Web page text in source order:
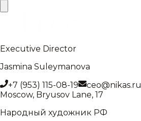
Executive Director
Jasmina Suleymanova
+7 (953) 115-08-19
ceo@nikas.ru
Moscow, Bryusov Lane, 17
Народный художник РФ